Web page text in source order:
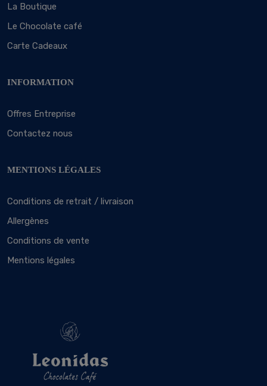
La Boutique
Le Chocolate café
Carte Cadeaux
INFORMATION
Offres Entreprise
Contactez nous
MENTIONS LÉGALES
Conditions de retrait / livraison
Allergènes
Conditions de vente
Mentions légales